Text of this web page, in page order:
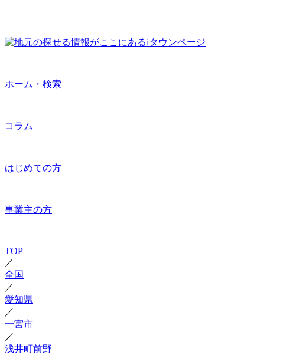
ホーム・検索
コラム
はじめての方
事業主の方
TOP
／
全国
／
愛知県
／
一宮市
／
浅井町前野